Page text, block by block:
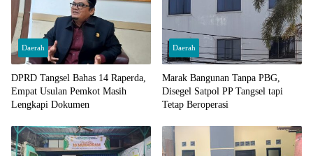
Daerah
DPRD Tangsel Bahas 14 Raperda,
Empat Usulan Pemkot Masih
Lengkapi Dokumen
Daerah
Marak Bangunan Tanpa PBG,
Disegel Satpol PP Tangsel tapi
Tetap Beroperasi